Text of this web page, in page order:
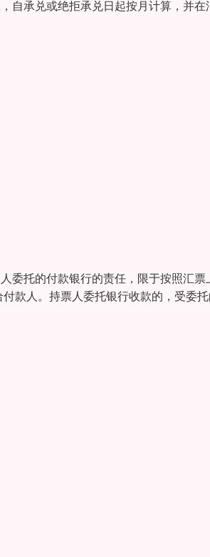
自承兑或绝拒承兑日起按月计算，并在
委托的付款银行的责任，限于按照汇票
款人。持票人委托银行收款的，受委